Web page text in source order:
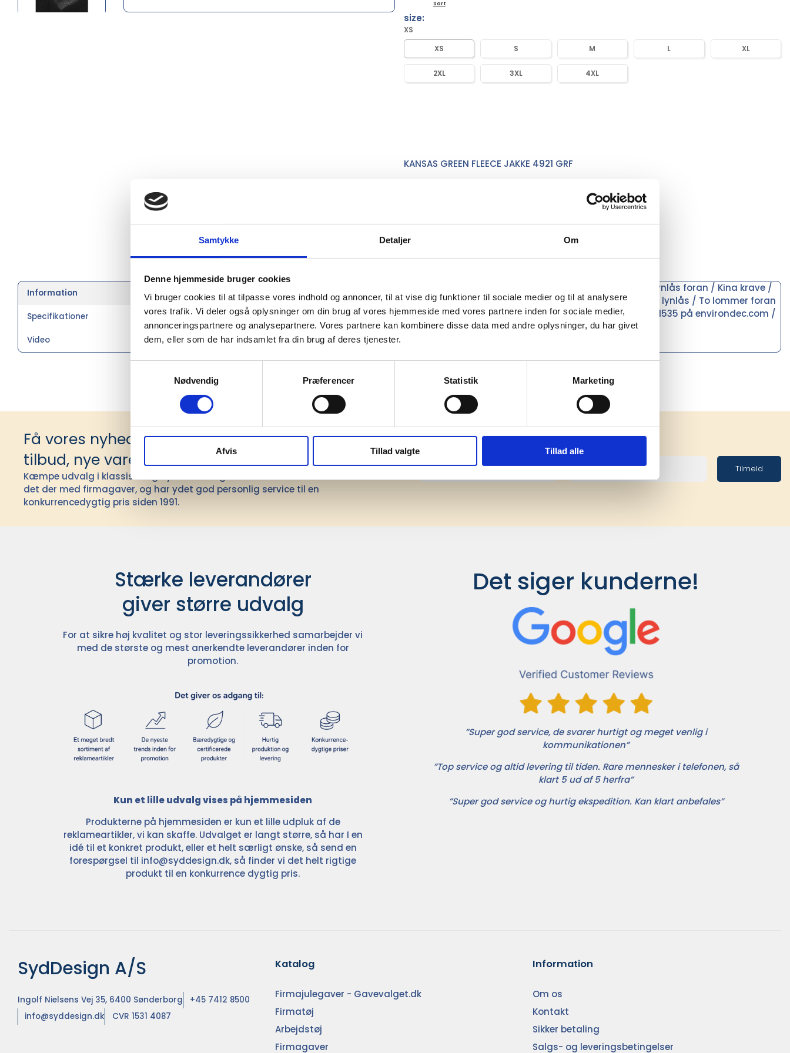
Samtykke Detaljer Om
Denne hjemmeside bruger cookies
Vi bruger cookies til at tilpasse vores indhold og annoncer, til at vise dig funktioner til sociale medier og til at analysere
vores trafik. Vi deler også oplysninger om din brug af vores hjemmeside med vores partnere inden for sociale medier,
annonceringspartnere og analysepartnere. Vores partnere kan kombinere disse data med andre oplysninger, du har givet
dem, eller som de har indsamlet fra din brug af deres tjenester.
Nødvendig
Præferencer Statistik Marketing
Afvis Tillad valgte Tillad alle
Sort
size:
XS
XS
S M L XL
2XL 3XL 4XL
KANSAS GREEN FLEECE JAKKE 4921 GRF
Information
Specifikationer
Video
Del af Fristads Green kollektion / Single jersey kontrast i krave, under ærmegab og ved siden af lynlås foran / Kina krave /
Lynlås i fuld længde foran / Special ærme konstruktion / Kontrast på skuldre / Brystlommer med lynlås / To lommer foran
med lynlås / Rib manchetter og for neden / e.dye® / EPD (Miljødeklaration) registreringsnummer 1535 på environdec.com /
OEKO-TEX® certificeret.
Få vores nyhedsbrev med information om
tilbud, nye varer og andet godt
Kæmpe udvalg i klassiske og nyskabende gaveidéer til din virksomhed. Vi kan
det der med firmagaver, og har ydet god personlig service til en
konkurrencedygtig pris siden 1991.
Tilmeld
Stærke leverandører
giver større udvalg
For at sikre høj kvalitet og stor leveringssikkerhed samarbejder vi
med de største og mest anerkendte leverandører inden for
promotion.
Kun et lille udvalg vises på hjemmesiden
Produkterne på hjemmesiden er kun et lille udpluk af de
reklameartikler, vi kan skaffe. Udvalget er langt større, så har I en
idé til et konkret produkt, eller et helt særligt ønske, så send en
forespørgsel til info@syddesign.dk, så finder vi det helt rigtige
produkt til en konkurrence dygtig pris.
Det siger kunderne!
”Super god service, de svarer hurtigt og meget venlig i
kommunikationen”
”Top service og altid levering til tiden. Rare mennesker i telefonen, så
klart 5 ud af 5 herfra”
”Super god service og hurtig ekspedition. Kan klart anbefales”
SydDesign A/S
Ingolf Nielsens Vej 35, 6400 Sønderborg
+45 7412 8500
info@syddesign.dk
CVR 1531 4087
Katalog
Firmajulegaver - Gavevalget.dk
Firmatøj
Arbejdstøj
Firmagaver
Information
Om os
Kontakt
Sikker betaling
Salgs- og leveringsbetingelser